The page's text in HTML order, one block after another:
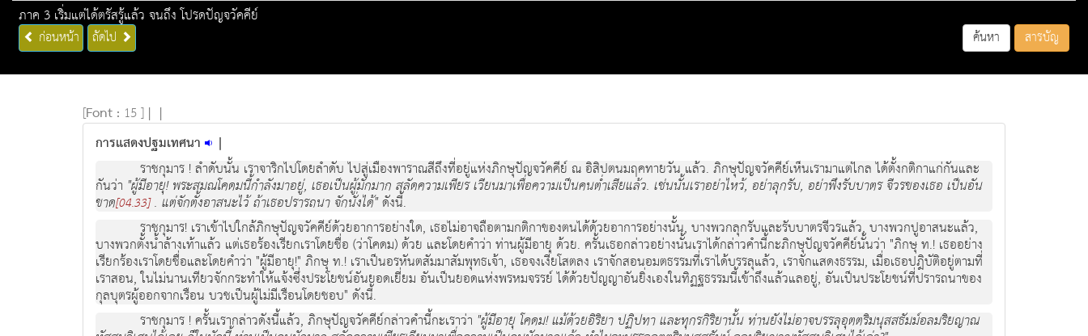
ภาค 3 เริ่มแต่ได้ตรัสรู้แล้ว จนถึง โปรดปัญจวัคคีย์
ก่อนหน้า ถัดไป ค้นหา สารบัญ
[Font : 15 ] | |
การแสดงปฐมเทศนา |
ราชกุมาร ! ลำดับนั้น เราจาริกไปโดยลำดับ ไปสู่เมืองพาราณสีถึงที่อยู่แห่งภิกษุปัญจวัคคีย์ ณ อิสิปตนมฤคทายวัน แล้ว. ภิกษุปัญจวัคคีย์เห็นเรามาแต่ไกล ได้ตั้งกติกาแก่กันและ
กันว่า "ผู้มีอายุ! พระสมณโคดมนี้กำลังมาอยู่, เธอเป็นผู้มักมาก สลัดความเพียร เวียนมาเพื่อความเป็นคนต่ำเสียแล้ว. เช่นนั้นเราอย่าไหว้, อย่าลุกรับ, อย่าพึงรับบาตร จีวรของเธอ เป็นอัน
ขาด[04.33]. แต่จักตั้งอาสนะไว้ ถ้าเธอปรารถนา จักนั่งได้"ดังนี้.
ราชกุมาร! เราเข้าไปใกล้ภิกษุปัญจวัคคีย์ด้วยอาการอย่างใด, เธอไม่อาจถือตามกติกาของตนได้ด้วยอาการอย่างนั้น, บางพวกลุกรับและรับบาตรจีวรแล้ว, บางพวกปูอาสนะแล้ว,
บางพวกตั้งน้ำล้างเท้าแล้ว แต่เธอร้องเรียกเราโดยชื่อ (ว่าโคดม) ด้วย และโดยคำว่า ท่านผู้มีอายุ ด้วย. ครั้นเธอกล่าวอย่างนั้นเราได้กล่าวคำนี้กะภิกษุปัญจวัคคีย์นั้นว่า "ภิกษุ ท.! เธออย่าง
เรียกร้องเราโดยชื่อและโดยคำว่า "ผู้มีอายุ!" ภิกษุ ท.! เราเป็นอรหันตสัมมาสัมพุทธเจ้า, เธอจงเงี่ยโสตลง เราจักสอนอมตธรรมที่เราได้บรรลุแล้ว, เราจักแสดงธรรม, เมื่อเธอปฎิบัติอยู่ตามที่
เราสอน, ในไม่นานเทียวจักกระทำให้แจ้งซึ่งประโยชน์อันยอดเยี่ยม อันเป็นยอดแห่งพรหมจรรย์ ได้ด้วยปัญญาอันยิ่งเองในทิฏฐธรรมนี้เข้าถึงแล้วแลอยู่, อันเป็นประโยชน์ที่ปรารถนาของ
กุลบุตรผู้ออกจากเรือน บวชเป็นผู้ไม่มีเรือนโดยชอบ" ดังนี้.
ราชกุมาร ! ครั้นเรากล่าวดังนี้แล้ว, ภิกษุปัญจวัคคีย์กล่าวคำนี้กะเราว่า "ผู้มีอายุ โคดม! แม้ด้วยอิริยา ปฏิปทา และทุกรกิริยานั้น ท่านยังไม่อาจบรรลุอุตตริมนุสสธัมม์อลมริยญาณ